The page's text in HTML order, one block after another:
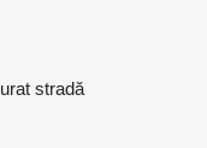
stradă